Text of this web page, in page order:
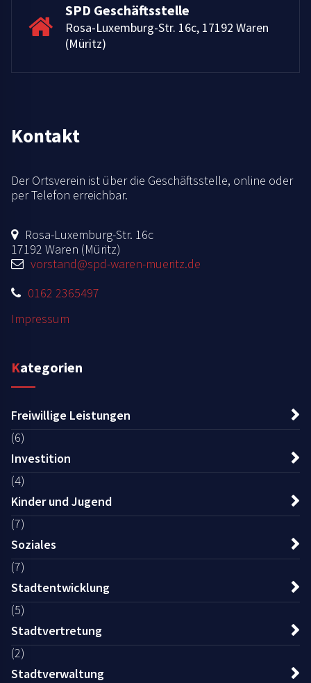
SPD Geschäftsstelle
Rosa-Luxemburg-Str. 16c, 17192 Waren
(Müritz)
Kontakt
Der Ortsverein ist über die Geschäftsstelle, online oder
per Telefon erreichbar.
Rosa-Luxemburg-Str. 16c
17192 Waren (Müritz)
vorstand@spd-waren-mueritz.de
0162 2365497
Impressum
Kategorien
Freiwillige Leistungen
(6)
Investition
(4)
Kinder und Jugend
(7)
Soziales
(7)
Stadtentwicklung
(5)
Stadtvertretung
(2)
Stadtverwaltung